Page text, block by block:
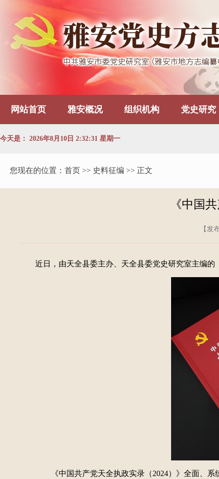
网站首页 雅安概况 组织机构 党史研究
今天是： 2026年8月10日 2:32:32 星期一
您现在的位置： 首页 >> 史料征编 >> 正文
《中国
【发
近日，由天全县委主办、天全县委党史研究室主编
《中国共产党天全执政实录（2024）》全面、系